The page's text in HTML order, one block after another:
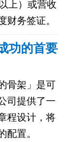
上）或营收
财务签证。
功的首要
骨架」是可
司提供了一
程设计，将
配置。